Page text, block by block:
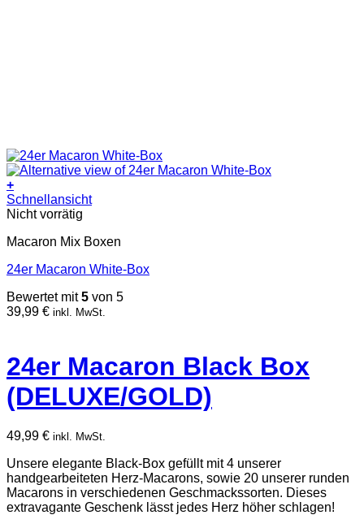
+
Schnellansicht
Nicht vorrätig
Macaron Mix Boxen
24er Macaron White-Box
Bewertet mit5 von 5
39,99 € inkl. MwSt.
24er Macaron Black Box
(DELUXE/GOLD)
49,99 € inkl. MwSt.
Unsere elegante Black-Box gefüllt mit 4 unserer
handgearbeiteten Herz-Macarons, sowie 20 unserer runden
Macarons in verschiedenen Geschmackssorten. Dieses
extravagante Geschenk lässt jedes Herz höher schlagen!